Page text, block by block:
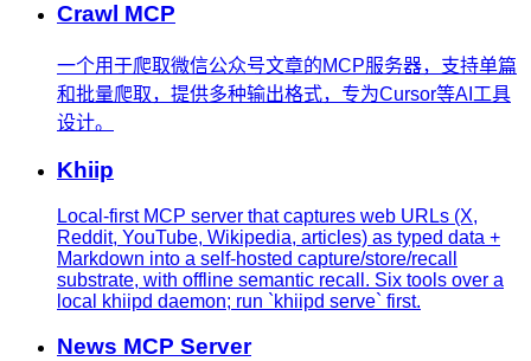
Crawl MCP
一个用于爬取微信公众号文章的MCP服务器，支持单篇
和批量爬取，提供多种输出格式，专为Cursor等AI工具
设计。
Khiip
Local-first MCP server that captures web URLs (X,
Reddit, YouTube, Wikipedia, articles) as typed data +
Markdown into a self-hosted capture/store/recall
substrate, with offline semantic recall. Six tools over a
local khiipd daemon; run `khiipd serve` first.
News MCP Server